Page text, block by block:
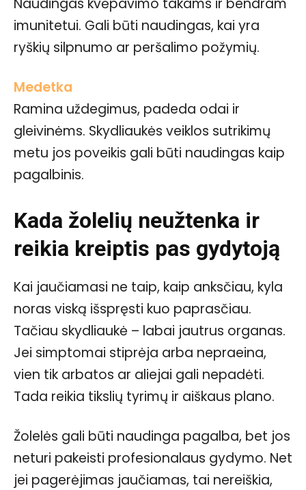
imunitetui. Gali būti naudingas, kai yra
ryškių silpnumo ar peršalimo požymių.
Medetka
Ramina uždegimus, padeda odai ir
gleivinėms. Skydliaukės veiklos sutrikimų
metu jos poveikis gali būti naudingas kaip
pagalbinis.
Kada žolelių neužtenka ir
reikia kreiptis pas gydytoją
Kai jaučiamasi ne taip, kaip anksčiau, kyla
noras viską išspręsti kuo paprasčiau.
Tačiau skydliaukė – labai jautrus organas.
Jei simptomai stiprėja arba nepraeina,
vien tik arbatos ar aliejai gali nepadėti.
Tada reikia tikslių tyrimų ir aiškaus plano.
Žolelės gali būti naudinga pagalba, bet jos
neturi pakeisti profesionalaus gydymo. Net
jei pagerėjimas jaučiamas, tai nereiškia,